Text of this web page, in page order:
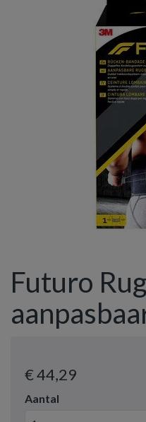
Uw
Vul hem
Futuro
€ 44,29
Aantal